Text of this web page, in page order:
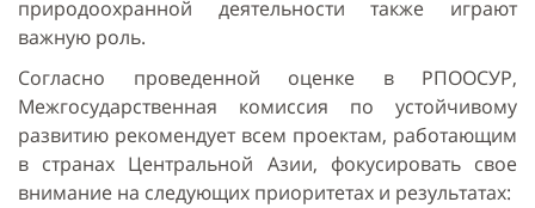
природоохранной деятельности также играют
важную роль.
Согласно проведенной оценке в РПООСУР,
Межгосударственная комиссия по устойчивому
развитию рекомендует всем проектам, работающим
в странах Центральной Азии, фокусировать свое
внимание на следующих приоритетах и результатах: